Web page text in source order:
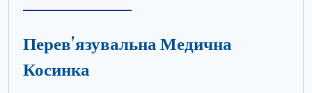
Перев’язувальна Медична
Косинка